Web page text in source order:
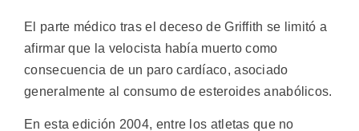
El parte médico tras el deceso de Griffith se limitó a
afirmar que la velocista había muerto como
consecuencia de un paro cardíaco, asociado
generalmente al consumo de esteroides anabólicos.
En esta edición 2004, entre los atletas que no